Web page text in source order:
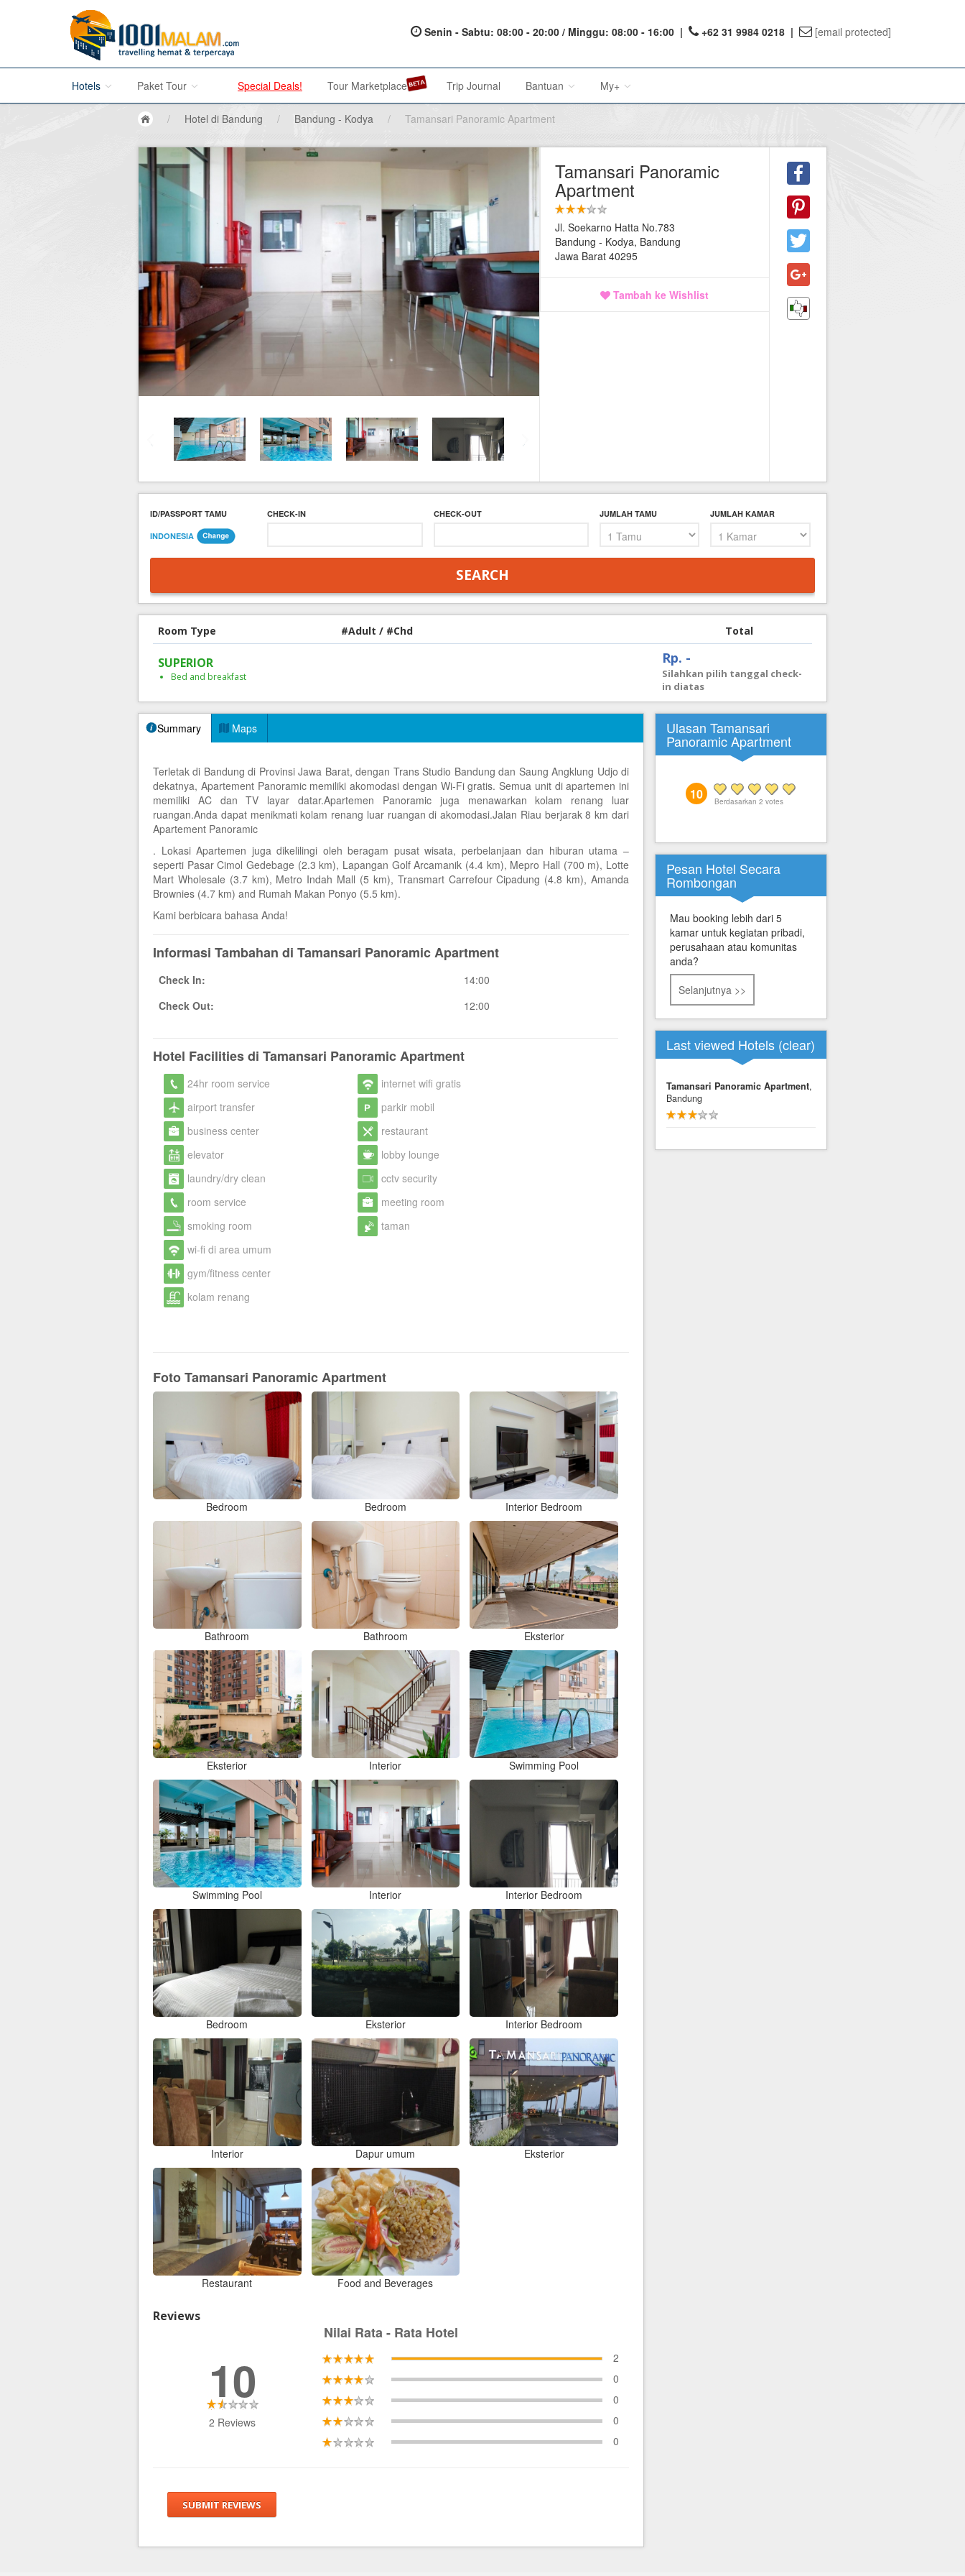
Senin - Sabtu: 08:00 - 20:00 / Minggu: 08:00 - 16:00 | +62 31 9984 0218 | [email protected]
Hotels
Hotel di Jakarta
Hotel di Bandung
Hotel di Malang
Hotel di Yogyakarta
Hotel di Solo (Surakarta)
Hotel di Semarang
Paket Tour
Promo Paket Tour Wisata
Tour di Madura
Tour di Bromo
Tour di Karimun Jawa
Tour di Banyuwangi
Tour di Bali
Tour di Yogya
Tour di Komodo
Tour di Lombok
Tour di Flores
Tour di Danau Toba, Medan
Special Deals! Tour Marketplace Trip Journal Bantuan
About Us
Metode Pembayaran
Terms of Service
Privacy Policy
Karir@1001malam
Saran & Keluhan
Contact Us
My+
My Account
My Reservations
/ Hotel di Bandung / Bandung - Kodya / Tamansari Panoramic Apartment
Tamansari Panoramic
Apartment
Jl. Soekarno Hatta No.783
Bandung - Kodya, Bandung
Jawa Barat 40295
Tambah ke Wishlist
ID/PASSPORT TAMU
INDONESIA
CHECK-IN CHECK-OUT JUMLAH TAMU JUMLAH KAMAR
Room Type #Adult / #Chd Total
SUPERIOR
Bed and breakfast
Rp. -
Silahkan pilih tanggal check-
in diatas
Summary Maps
Terletak di Bandung di Provinsi Jawa Barat, dengan Trans Studio Bandung dan Saung Angklung Udjo di
dekatnya, Apartement Panoramic memiliki akomodasi dengan Wi-Fi gratis. Semua unit di apartemen ini
memiliki AC dan TV layar datar.Apartemen Panoramic juga menawarkan kolam renang luar
ruangan.Anda dapat menikmati kolam renang luar ruangan di akomodasi.Jalan Riau berjarak 8 km dari
Apartement Panoramic
. Lokasi Apartemen juga dikelilingi oleh beragam pusat wisata, perbelanjaan dan hiburan utama –
seperti Pasar Cimol Gedebage (2.3 km), Lapangan Golf Arcamanik (4.4 km), Mepro Hall (700 m), Lotte
Mart Wholesale (3.7 km), Metro Indah Mall (5 km), Transmart Carrefour Cipadung (4.8 km), Amanda
Brownies (4.7 km) and Rumah Makan Ponyo (5.5 km).
Kami berbicara bahasa Anda!
Informasi Tambahan di Tamansari Panoramic Apartment
Check In:
14:00
Check Out:
12:00
Hotel Facilities di Tamansari Panoramic Apartment
24hr room service
airport transfer
business center
elevator
laundry/dry clean
room service
smoking room
wi-fi di area umum
gym/fitness center
kolam renang
internet wifi gratis
parkir mobil
restaurant
lobby lounge
cctv security
meeting room
taman
Foto Tamansari Panoramic Apartment
Bedroom Bedroom Interior Bedroom
Bathroom Bathroom Eksterior
Eksterior Interior Swimming Pool
Swimming Pool Interior Interior Bedroom
Bedroom Eksterior Interior Bedroom
Interior Dapur umum Eksterior
Restaurant Food and Beverages
Reviews
Nilai Rata - Rata Hotel
10
2 Reviews
2
0
0
0
0
SUBMIT REVIEWS
Ulasan Tamansari
Panoramic Apartment
10 Berdasarkan 2 votes
Pesan Hotel Secara
Rombongan
Mau booking lebih dari 5
kamar untuk kegiatan pribadi,
perusahaan atau komunitas
anda?
Selanjutnya >>
Last viewed Hotels (clear)
Tamansari Panoramic Apartment,
Bandung